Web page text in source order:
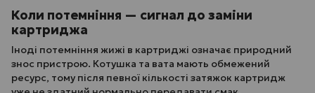
Коли потемніння — сигнал до заміни
картриджа
Іноді потемніння жижі в картриджі означає природний
знос пристрою. Котушка та вата мають обмежений
ресурс, тому після певної кількості затяжок картридж